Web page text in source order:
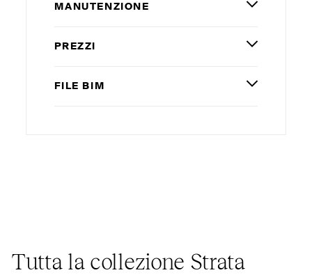
MANUTENZIONE
PREZZI
FILE BIM
Tutta la collezione Strata